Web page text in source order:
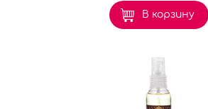
В корзину